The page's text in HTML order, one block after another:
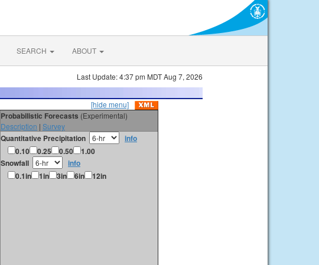
SEARCH ABOUT
Last Update: 4:37 pm MDT Aug 7, 2026
[hide menu]
Probabilistic Forecasts (Experimental)
Description | Survey
Quantitative Precipitation
info
0.10
0.25 0.50
1.00
Snowfall
info
0.1in
1in 3in 6in 12in